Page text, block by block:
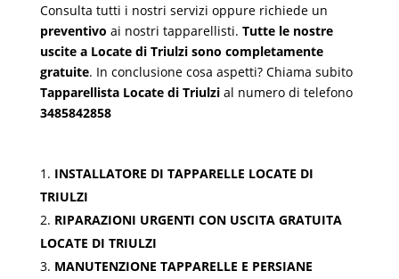
Consulta tutti i nostri servizi oppure richiede un
preventivo ai nostri tapparellisti. Tutte le nostre
uscite a Locate di Triulzi sono completamente
gratuite. In conclusione cosa aspetti? Chiama subito
Tapparellista Locate di Triulzial numero di telefono
3485842858
INSTALLATORE DI TAPPARELLE LOCATE DI
TRIULZI
RIPARAZIONI URGENTI CON USCITA GRATUITA
LOCATE DI TRIULZI
MANUTENZIONE TAPPARELLE E PERSIANE